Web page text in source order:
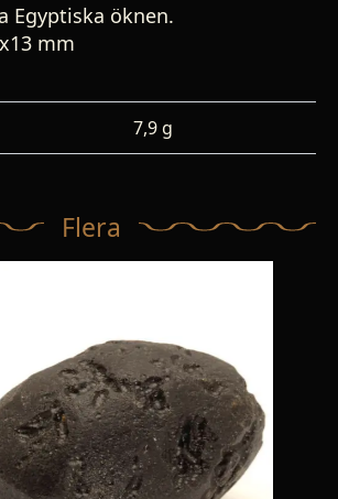
Egyptiska öknen.
mm
7,9 g
Flera